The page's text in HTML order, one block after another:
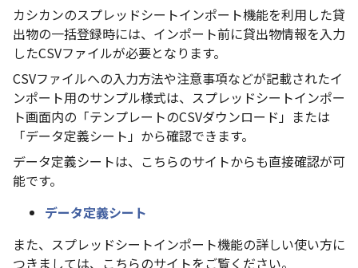
カシカンのスプレッドシートインポート機能を利用した貸
出物の一括登録時には、インポート前に貸出物情報を入力
したCSVファイルが必要となります。
CSVファイルへの入力方法や注意事項などが記載されたイ
ンポート用のサンプル様式は、スプレッドシートインポー
ト画面内の「テンプレートのCSVダウンロード」または
「データ定義シート」から確認できます。
データ定義シートは、こちらのサイトからも直接確認が可
能です。
データ定義シート
また、スプレッドシートインポート機能の詳しい使い方に
つきましては、こちらのサイトをご覧ください。